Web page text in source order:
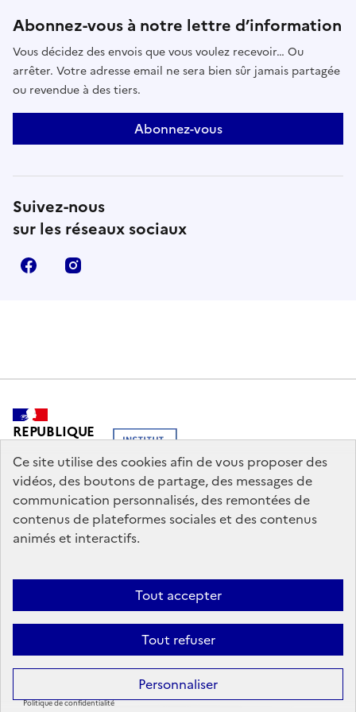
Ce site utilise des cookies afin de vous proposer des
vidéos, des boutons de partage, des messages de
communication personnalisés, des remontées de
contenus de plateformes sociales et des contenus
animés et interactifs.
Tout accepter
Tout refuser
Personnaliser
Politique de confidentialité
travaux esquissent des contre-récits où se rejouent
invitant à désapprendre les regards hérités pour
imaginer d’autres manières d’habiter les images et
les récits.Avec : Younes Baba-Ali, Ali Cherri, Ludovic
Hadjeras, Katia Kameli, Samir Laghouati-Rashwan,
Randa Maroufi et Valentin Noujaïm.
Abonnez-vous à notre lettre d’information
Vous décidez des envois que vous voulez recevoir… Ou
arrêter. Votre adresse email ne sera bien sûr jamais partagée
ou revendue à des tiers.
Abonnez-vous
Suivez-nous
sur les réseaux sociaux
Facebook
REPUBLIQUE
FRANCAISE
legifrance.gouv.fr
info.gouv.fr
des données
© 2026 Saison Méditerranée. | Institut français, Tous droits réservés.